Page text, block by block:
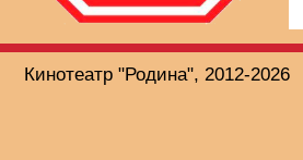
Кинотеатр "Родина", 2012-2026